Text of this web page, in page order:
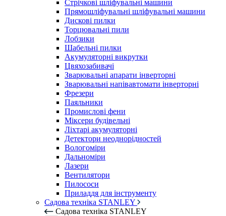
Стрічкові шліфувальні машини
Прямошліфувальні шліфувальні машини
Дискові пилки
Торцювальні пили
Лобзики
Шабельні пилки
Акумуляторні викрутки
Цвяхозабивачі
Зварювальні апарати інверторні
Зварювальні напівавтомати інверторні
Фрезери
Паяльники
Промислові фени
Міксери будівельні
Ліхтарі акумуляторні
Детектори неоднорідностей
Вологоміри
Дальноміри
Лазери
Вентилятори
Пилососи
Приладдя для інструменту
Садова техніка STANLEY
Садова техніка STANLEY